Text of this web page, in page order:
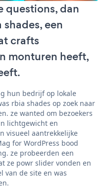
questions, dan
een
crafts
monturen heeft,
hun bedrijf op lokale
rbia shades op zoek naar
ze wanted om bezoekers
lichtgewicht en
visueel aantrekkelijke
for WordPress bood
ze probeerden een
ze powr slider vonden en
van de site en was